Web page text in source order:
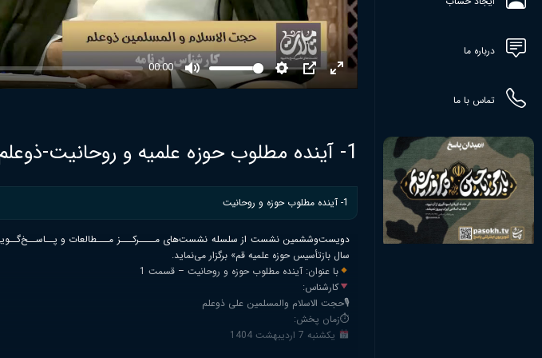
درباره ما
تماس با ما
00:00
Mute SettingsPIP
1- آینده مطلوب حوزه علمیه و روحانیت-ذوعلم
1- آینده مطلوب حوزه و روحانیت
دویست‌وششمین نشست از سلسله نشست‌های مــــرکـــز مـــطالعات و
سال بازتأسیس حوزه علمیه قم» برگزار می‌نماید.
با عنوان: آینده مطلوب حوزه و روحانیت – قسمت 1
کارشناس:
🎙حجت الاسلام والمسلمین علی ذوعلم
⏱زمان پخش:
یکشنبه 7 اردیبهشت 1404